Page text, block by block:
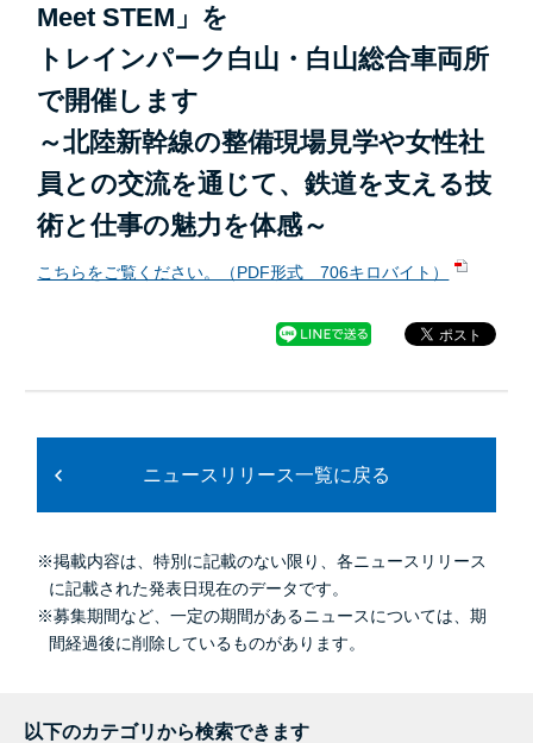
Meet STEM」を
トレインパーク白山・白山総合車両所
で開催します
～北陸新幹線の整備現場見学や女性社
員との交流を通じて、鉄道を支える技
術と仕事の魅力を体感～
こちらをご覧ください。（PDF形式 706キロバイト）
ニュースリリース一覧に戻る
※掲載内容は、特別に記載のない限り、各ニュースリリース
に記載された発表日現在のデータです。
※募集期間など、一定の期間があるニュースについては、期
間経過後に削除しているものがあります。
以下のカテゴリから検索できます